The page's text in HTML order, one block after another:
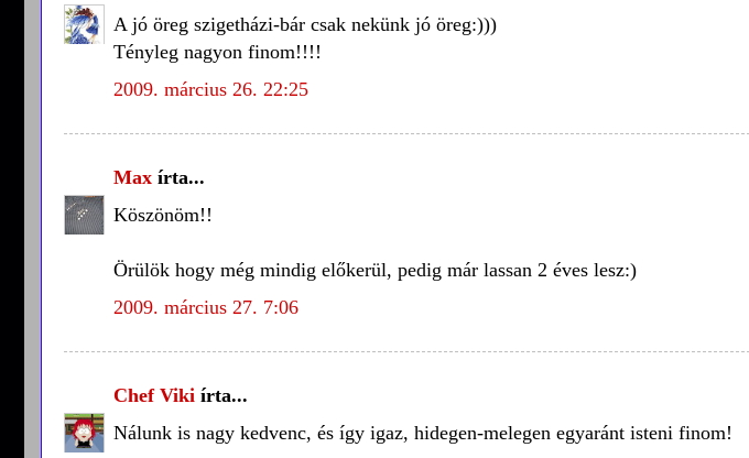
A jó öreg szigetházi-bár csak nekünk jó öreg:)))
Tényleg nagyon finom!!!!
2009. március 26. 22:25
Max írta...
Köszönöm!!
Örülök hogy még mindig előkerül, pedig már lassan 2 éves lesz:)
2009. március 27. 7:06
Chef Viki írta...
Nálunk is nagy kedvenc, és így igaz, hidegen-melegen egyaránt isteni finom!